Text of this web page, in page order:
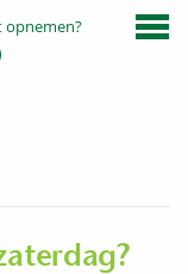
opnemen?